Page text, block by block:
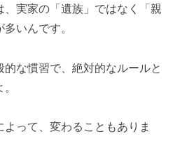
実家の「遺族」ではなく「親
いんです。
な慣習で、絶対的なルールと
って、変わることもありま